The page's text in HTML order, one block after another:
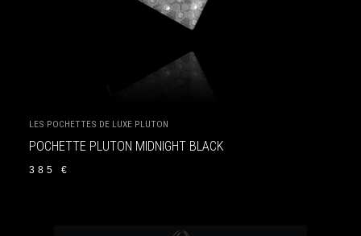
LES POCHETTES DE LUXE PLUTON
POCHETTE PLUTON MIDNIGHT BLACK
385€